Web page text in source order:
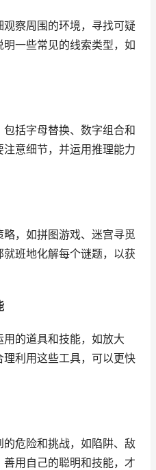
察周围的环境，寻找可疑
一些常见的线索类型，如
括字母替换、数字组合和
意细节，并运用推理能力
，如拼图游戏、迷宫寻觅
班地化解每个谜题，以获
的道具和技能，如放大
利用这些工具，可以更快
危险和挑战，如陷阱、敌
用自己的聪明和技能，才